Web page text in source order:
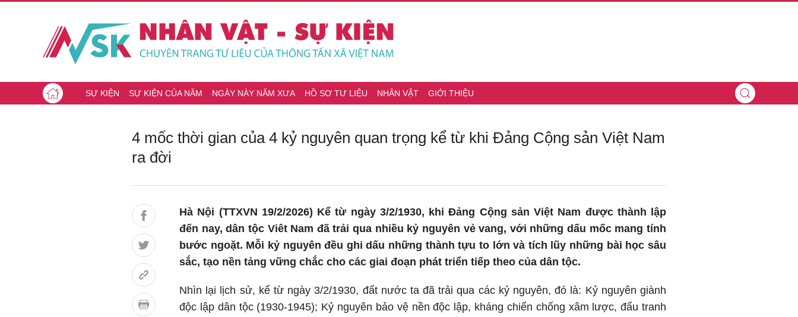
SỰ KIỆN SỰ KIỆN CỦA NĂM NGÀY NÀY NĂM XƯA HỒ SƠ TƯ LIỆU NHÂN VẬT GIỚI THIỆU
4 mốc thời gian của 4 kỷ nguyên quan trọng kể từ khi Đảng Cộng sản Việt Nam
ra đời
Hà Nội (TTXVN 19/2/2026) Kể từ ngày 3/2/1930, khi Đảng Cộng sản Việt Nam được thành lập
đến nay, dân tộc Viêt Nam đã trải qua nhiều kỷ nguyên vẻ vang, với những dấu mốc mang tính
bước ngoặt. Mỗi kỷ nguyên đều ghi dấu những thành tựu to lớn và tích lũy những bài học sâu
sắc, tạo nền tảng vững chắc cho các giai đoạn phát triển tiếp theo của dân tộc.
Nhìn lại lịch sử, kể từ ngày 3/2/1930, đất nước ta đã trải qua các kỷ nguyên, đó là: Kỷ nguyên giành
độc lập dân tộc (1930-1945); Kỷ nguyên bảo vệ nền độc lập, kháng chiến chống xâm lược, đấu tranh